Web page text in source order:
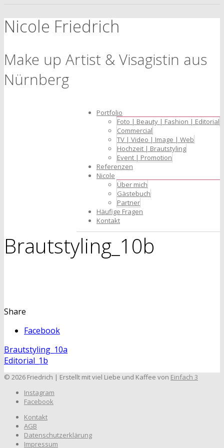
Nicole Friedrich
Make up Artist & Visagistin aus
Nürnberg
Portfolio
Foto | Beauty | Fashion | Editorial
Commercial
TV | Video | Image | Web
Hochzeit | Brautstyling
Event | Promotion
Referenzen
Nicole
Über mich
Gästebuch
Partner
Häufige Fragen
Kontakt
Brautstyling_10b
Share
Facebook
Brautstyling_10a
Editorial_1b
© 2026 Friedrich | Erstellt mit viel Liebe und Kaffee von Einfach 3
Instagram
Facebook
Kontakt
AGB
Datenschutzerklärung
Impressum